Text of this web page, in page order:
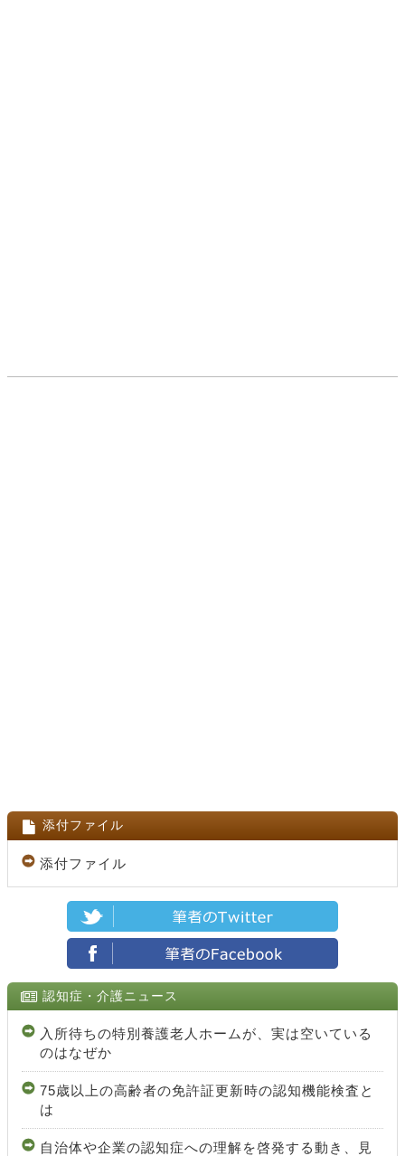
添付ファイル
添付ファイル
認知症・介護ニュース
入所待ちの特別養護老人ホームが、実は空いている
のはなぜか
75歳以上の高齢者の免許証更新時の認知機能検査と
は
自治体や企業の認知症への理解を啓発する動き、見